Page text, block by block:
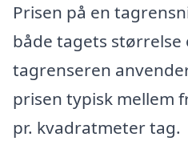
Prisen på en
både tagets størrelse
tagrenseren
prisen typisk mellem
pr. kvadratmeter tag.